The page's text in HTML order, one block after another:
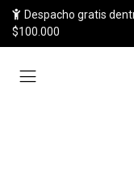
Despacho gratis
$100.000